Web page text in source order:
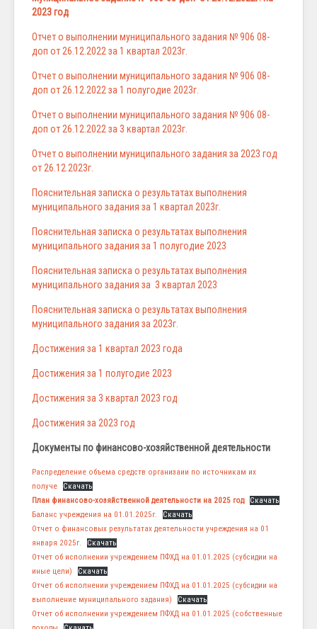
2023 год
Отчет о выполнении муниципального задания № 906 08-
доп от 26.12.2022 за 1 квартал 2023г.
Отчет о выполнении муниципального задания № 906 08-
доп от 26.12.2022 за 1 полугодие 2023г.
Отчет о выполнении муниципального задания № 906 08-
доп от 26.12.2022 за 3 квартал 2023г.
Отчет о выполнении муниципального задания за 2023 год
от 26.12.2023г.
Пояснительная записка о результатах выполнения
муниципального задания за 1 квартал 2023г.
Пояснительная записка о результатах выполнения
муниципального задания за 1 полугодие 2023
Пояснительная записка о результатах выполнения
муниципального задания за 3 квартал 2023
Пояснительная записка о результатах выполнения
муниципального задания за 2023г.
Достижения за 1 квартал 2023 года
Достижения за 1 полугодие 2023
Достижения за 3 квартал 2023 год
Достижения за 2023 год
Документы по финансово-хозяйственной деятельности
Распределение объема средств организаии по источникам их
получе
Скачать
План финансово-хозяйственной деятельности на 2025 год
Скачать
Баланс учреждения на 01.01.2025г.
Скачать
Отчет о финансовых результатах деятельности учреждения на 01
января 2025г.
Скачать
Отчет об исполнении учреждением ПФХД на 01.01.2025 (субсидии на
иные цели)
Скачать
Отчет об исполнении учреждением ПФХД на 01.01.2025 (субсидии на
выполнение муниципального задания)
Скачать
Отчет об исполнении учреждением ПФХД на 01.01.2025 (собственные